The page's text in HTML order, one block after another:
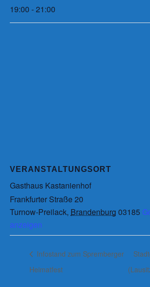
19:00 - 21:00
VERANSTALTUNGSORT
Gasthaus Kastanienhof
Frankfurter Straße 20
Turnow-Preilack, Brandenburg 03185
anzeigen
Infostand zum Spremberger
Heimatfest